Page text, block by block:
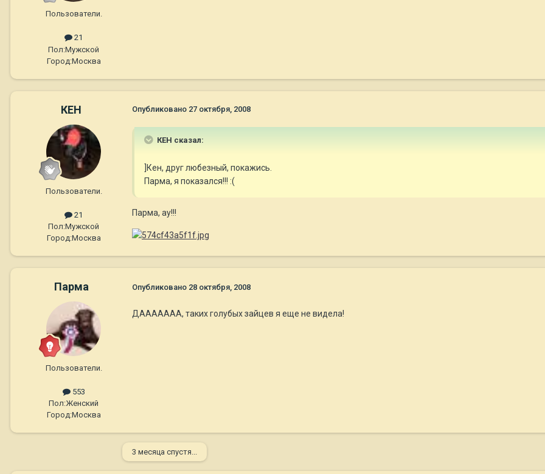
Пользователи.
21
Пол:Мужской
Город:Москва
КЕН
Пользователи.
21
Пол:Мужской
Город:Москва
Опубликовано 27 октября, 2008
КЕН сказал:
]Кен, друг любезный, покажись.
Парма, я показался!!! :(
Парма, ау!!!
Парма
Пользователи.
553
Пол:Женский
Город:Москва
Опубликовано 28 октября, 2008
ДААААААА, таких голубых зайцев я еще не видела!
3 месяца спустя...